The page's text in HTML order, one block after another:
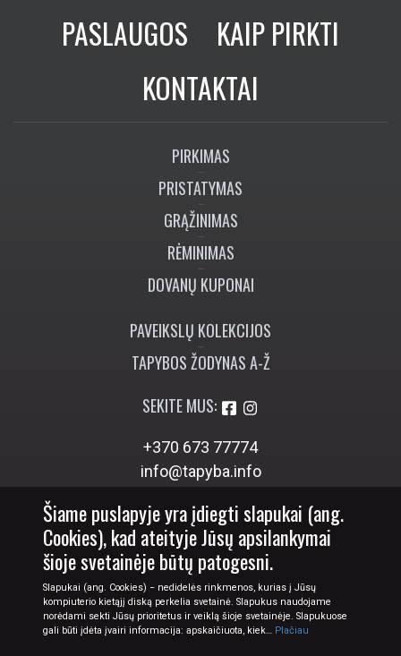
PASLAUGOS
KAIP PIRKTI
KONTAKTAI
PIRKIMAS
PRISTATYMAS
GRĄŽINIMAS
RĖMINIMAS
DOVANŲ KUPONAI
PAVEIKSLŲ KOLEKCIJOS
TAPYBOS ŽODYNAS A-Ž
SEKITE MUS:
+370 673 77774
info@tapyba.info
Šiame puslapyje yra įdiegti slapukai (ang.
Cookies), kad ateityje Jūsų apsilankymai
šioje svetainėje būtų patogesni.
Slapukai (ang. Cookies) − nedidelės rinkmenos, kurias į Jūsų
kompiuterio kietąjį diską perkelia svetainė. Slapukus naudojame
norėdami sekti Jūsų prioritetus ir veiklą šioje svetainėje. Slapukuose
gali būti įdėta įvairi informacija: apskaičiuota, kiek… Plačiau